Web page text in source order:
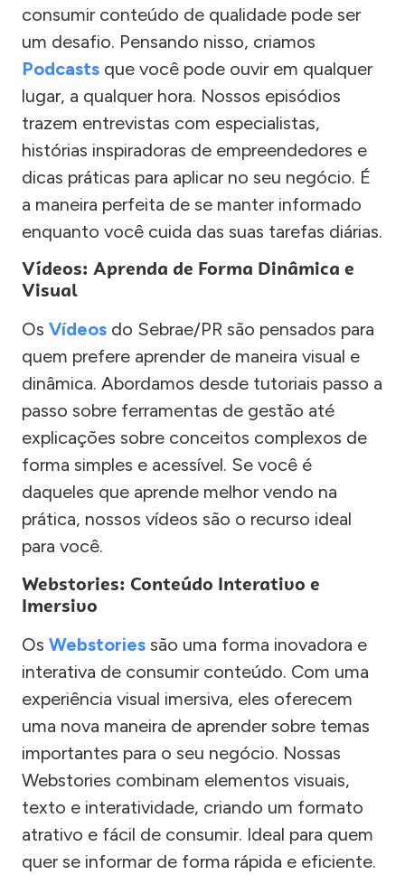
consumir conteúdo de qualidade pode ser
um desafio. Pensando nisso, criamos
Podcasts que você pode ouvir em qualquer
lugar, a qualquer hora. Nossos episódios
trazem entrevistas com especialistas,
histórias inspiradoras de empreendedores e
dicas práticas para aplicar no seu negócio. É
a maneira perfeita de se manter informado
enquanto você cuida das suas tarefas diárias.
Vídeos: Aprenda de Forma Dinâmica e
Visual
Os Vídeos do Sebrae/PR são pensados para
quem prefere aprender de maneira visual e
dinâmica. Abordamos desde tutoriais passo a
passo sobre ferramentas de gestão até
explicações sobre conceitos complexos de
forma simples e acessível. Se você é
daqueles que aprende melhor vendo na
prática, nossos vídeos são o recurso ideal
para você.
Webstories: Conteúdo Interativo e
Imersivo
Os Webstories são uma forma inovadora e
interativa de consumir conteúdo. Com uma
experiência visual imersiva, eles oferecem
uma nova maneira de aprender sobre temas
importantes para o seu negócio. Nossas
Webstories combinam elementos visuais,
texto e interatividade, criando um formato
atrativo e fácil de consumir. Ideal para quem
quer se informar de forma rápida e eficiente.